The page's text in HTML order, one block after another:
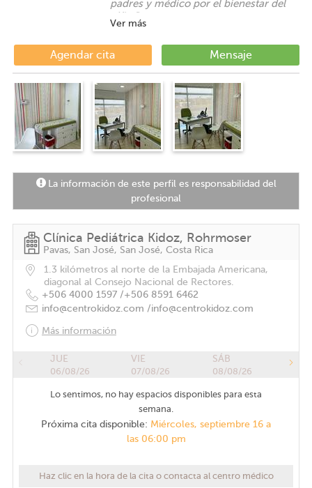
padres y médico por el bienestar del
niño.
"
Ver más
Agendar cita Mensaje
La información de este perfil es responsabilidad del
profesional
Clínica Pediátrica Kidoz, Rohrmoser
Pavas, San José, San José, Costa Rica
1.3 kilómetros al norte de la Embajada Americana,
diagonal al Consejo Nacional de Rectores.
+506 4000 1597 /+506 8591 6462
info@centrokidoz.com /info@centrokidoz.com
Más información
JUE
06/08/26
VIE
07/08/26
SÁB
08/08/26
Lo sentimos, no hay espacios disponibles para esta
semana.
Próxima cita disponible: Miércoles, septiembre 16 a
las 06:00 pm
Haz clic en la hora de la cita o contacta al centro médico